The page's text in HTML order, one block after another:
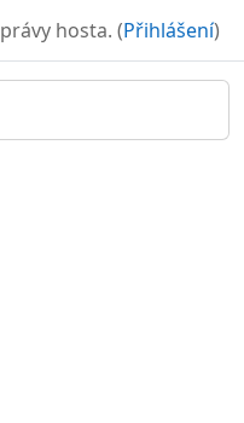
hosta. (Přihlášení)